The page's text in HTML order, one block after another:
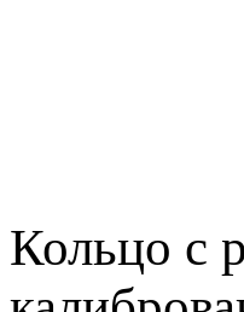
Кольцо с